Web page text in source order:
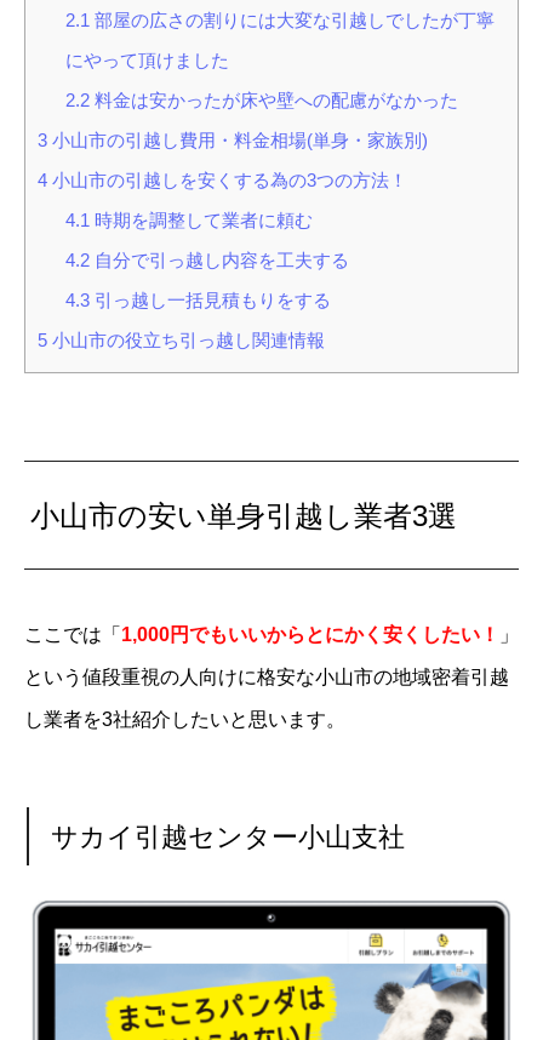
2.1 部屋の広さの割りには大変な引越しでしたが丁寧
にやって頂けました
2.2料金は安かったが床や壁への配慮がなかった
3 小山市の引越し費用・料金相場(単身・家族別)
4 小山市の引越しを安くする為の3つの方法！
4.1 時期を調整して業者に頼む
4.2自分で引っ越し内容を工夫する
4.3引っ越し一括見積もりをする
5 小山市の役立ち引っ越し関連情報
小山市の安い単身引越し業者3選
ここでは「 1,000円でもいいからとにかく安くしたい！ 」
という値段重視の人向けに格安な小山市の地域密着引越
し業者を3社紹介したいと思います。
サカイ引越センター小山支社